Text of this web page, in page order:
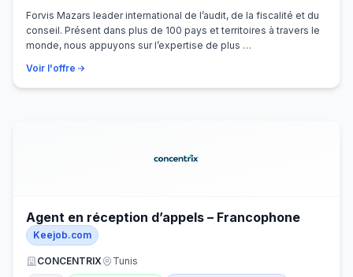
Forvis Mazars leader international de l’audit, de la fiscalité et du
conseil. Présent dans plus de 100 pays et territoires à travers le
monde, nous appuyons sur l’expertise de plus …
Voir l'offre
Agent en réception d’appels – Francophone
Keejob.com
CONCENTRIX
Tunis